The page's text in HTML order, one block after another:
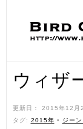
ウィザ
更新日： 2015年12月
タグ: 2015年 • ジー